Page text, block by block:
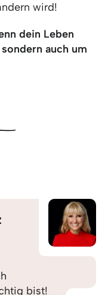
wird!
dein Leben
auch um
bist!